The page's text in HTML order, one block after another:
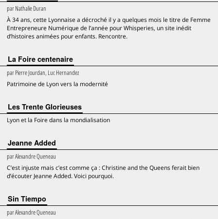
parNathalie Duran
À 34 ans, cette Lyonnaise a décroché il y a quelques mois le titre de Femme
Entrepreneure Numérique de l’année pour Whisperies, un site inédit
d’histoires animées pour enfants. Rencontre.
La Foire centenaire
parPierre Jourdan, Luc Hernandez
Patrimoine de Lyon vers la modernité
Les Trente Glorieuses
Lyon et la Foire dans la mondialisation
Jeanne Added
parAlexandre Queneau
C’est injuste mais c’est comme ça : Christine and the Queens ferait bien
d’écouter Jeanne Added. Voici pourquoi.
Sin Tiempo
parAlexandre Queneau